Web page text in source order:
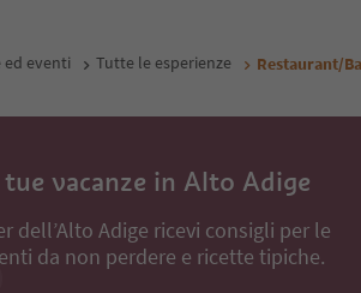
ed eventi Tutte le esperienze Restaurant/
tue vacanze in Alto Adige
dell’Alto Adige ricevi consigli per le
da non perdere e ricette tipiche.